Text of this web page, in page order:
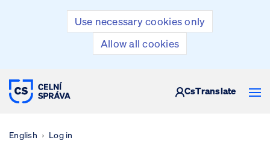
Use necessary cookies only
Allow all cookies
CUSTOMS ADMINISTRATION OF THE
CsTranslate
English Log in